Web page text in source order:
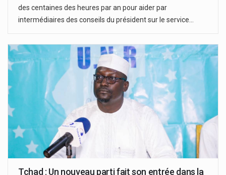
des centaines des heures par an pour aider par
intermédiaires des conseils du président sur le service…
Tchad : Un nouveau parti fait son entrée dans la